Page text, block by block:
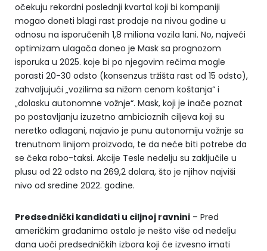
očekuju rekordni poslednji kvartal koji bi kompaniji
mogao doneti blagi rast prodaje na nivou godine u
odnosu na isporučenih 1,8 miliona vozila lani. No, najveći
optimizam ulagača doneo je Mask sa prognozom
isporuka u 2025. koje bi po njegovim rečima mogle
porasti 20-30 odsto (konsenzus tržišta rast od 15 odsto),
zahvaljujući „vozilima sa nižom cenom koštanja“ i
„dolasku autonomne vožnje“. Mask, koji je inače poznat
po postavljanju izuzetno ambicioznih ciljeva koji su
neretko odlagani, najavio je punu autonomiju vožnje sa
trenutnom linijom proizvoda, te da neće biti potrebe da
se čeka robo-taksi. Akcije Tesle nedelju su zaključile u
plusu od 22 odsto na 269,2 dolara, što je njihov najviši
nivo od sredine 2022. godine.
Predsednički kandidati u ciljnoj ravnini – Pred
američkim građanima ostalo je nešto više od nedelju
dana uoči predsedničkih izbora koji će izvesno imati